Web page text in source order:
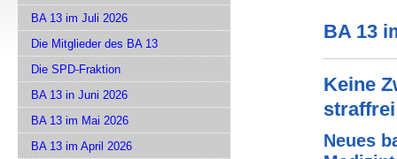
BA 13
Keine
straffrei
Neues
BA 13 im Juli 2026
Die Mitglieder des BA 13
Die SPD-Fraktion
BA 13 in Juni 2026
BA 13 im Mai 2026
BA 13 im April 2026